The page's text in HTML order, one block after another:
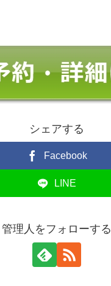
シェアする
Facebook
LINE
管理人をフォローする